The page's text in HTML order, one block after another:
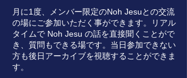
​月に1度、メンバー限定のNoh Jesuとの交流
の場にご参加いただく事ができます。リアル
タイムで Noh Jesu の話を直接聞くことがで
き、質問もできる場です。当日参加できない
方も後日アーカイブを視聴することができま
す。